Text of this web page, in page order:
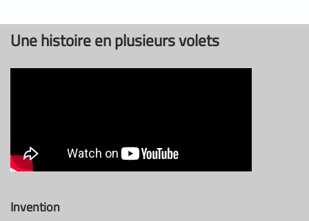
Une histoire en plusieurs volets
Invention